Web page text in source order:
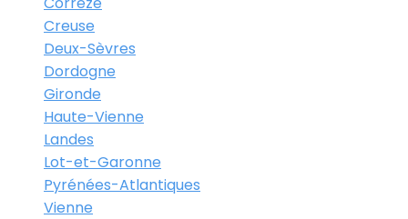
Creuse
Deux-Sèvres
Dordogne
Gironde
Haute-Vienne
Landes
Lot-et-Garonne
Pyrénées-Atlantiques
Vienne